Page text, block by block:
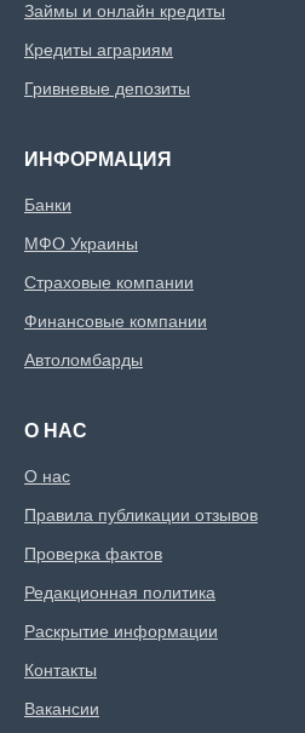
Займы и онлайн кредиты
Кредиты аграриям
Гривневые депозиты
ИНФОРМАЦИЯ
Банки
МФО Украины
Страховые компании
Финансовые компании
Автоломбарды
О НАС
О нас
Правила публикации отзывов
Проверка фактов
Редакционная политика
Раскрытие информации
Контакты
Вакансии